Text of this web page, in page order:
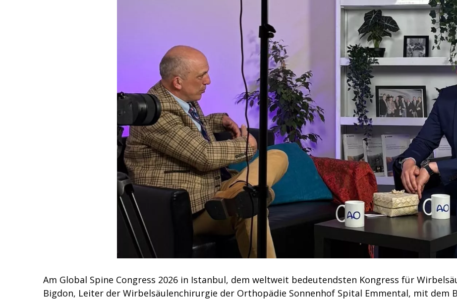
Am Global Spine Congress 2026 in Istanbul, dem weltweit bedeutendsten Kongress für
Bigdon, Leiter der Wirbelsäulenchirurgie der Orthopädie Sonnenhof Spital Emmental, mit dem